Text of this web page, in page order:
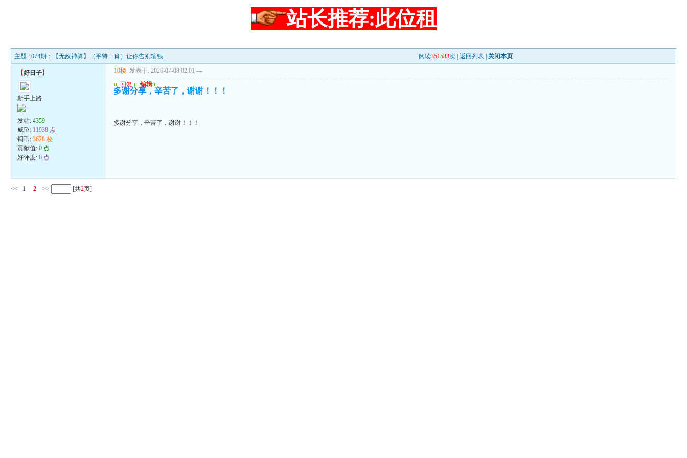
站长推荐:此位租
主题 : 074期：【无敌神算】（平特一肖）让你告别输钱. 阅读351583次 |返回列表 关闭本页
【好日子】
新手上路
发帖:4359
威望: 11938 点
铜币:3628 枚
贡献值:0 点
好评度:0 点
10楼 发表于: 2026-07-08 02:01 ---
u 回复 u 编辑 u
多谢分享，辛苦了，谢谢！！！
多谢分享，辛苦了，谢谢！！！
<< 1 2 >> [共2页]